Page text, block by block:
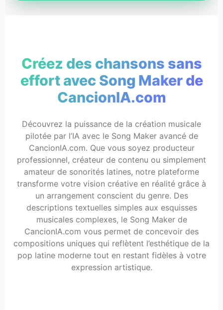
Créez des chansons sans
effort avec Song Maker de
CancionIA.com
Découvrez la puissance de la création musicale
pilotée par l’IA avec le Song Maker avancé de
CancionIA.com. Que vous soyez producteur
professionnel, créateur de contenu ou simplement
amateur de sonorités latines, notre plateforme
transforme votre vision créative en réalité grâce à
un arrangement conscient du genre. Des
descriptions textuelles simples aux esquisses
musicales complexes, le Song Maker de
CancionIA.com vous permet de concevoir des
compositions uniques qui reflètent l’esthétique de la
pop latine moderne tout en restant fidèles à votre
expression artistique.